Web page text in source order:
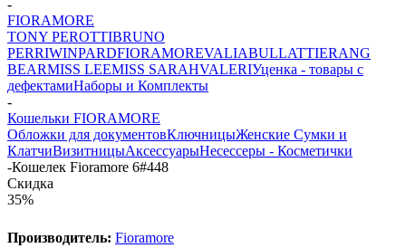
-
FIORAMORE
TONY PEROTTIBRUNO
PERRIWINPARDFIORAMOREVALIABULLATTIERANG
BEARMISS LEEMISS SARAHVALERIУценка - товары с
дефектамиНаборы и Комплекты
-
Кошельки FIORAMORE
Обложки для документовКлючницыЖенские Сумки и
КлатчиВизитницыАксессуарыНесессеры - Косметички
-Кошелек Fioramore 6#448
Скидка
35%
Производитель: Fioramore